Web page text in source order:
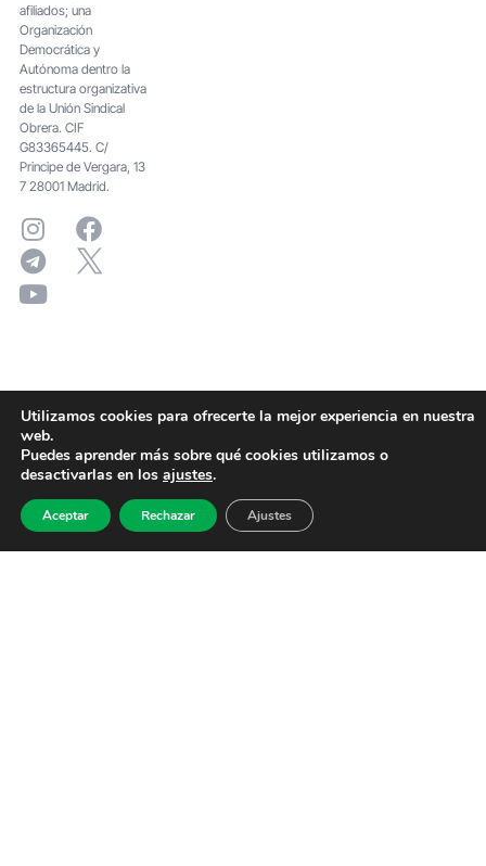
afiliados; una
Organización
Democrática y
Autónoma dentro la
estructura organizativa
de la Unión Sindical
Obrera. CIF
G83365445. C/
Principe de Vergara, 13
7 28001 Madrid.
Utilizamos cookies para ofrecerte la mejor experiencia en nuestra
web.
Puedes aprender más sobre qué cookies utilizamos o
desactivarlas en los ajustes.
Aceptar Rechazar Ajustes